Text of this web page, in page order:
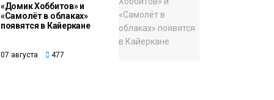
«Домик Хоббитов» и
«Самолёт в облаках»
появятся в Кайеркане
07 августа 477